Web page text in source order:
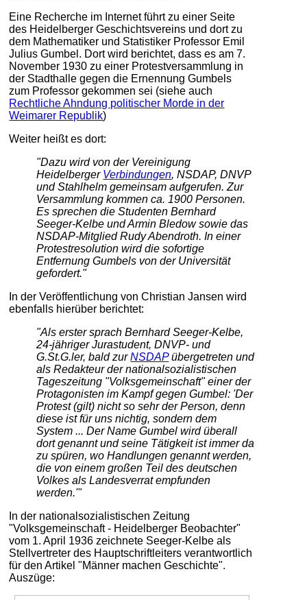
Eine Recherche im Internet führt zu einer Seite
des Heidelberger Geschichtsvereins und dort zu
dem Mathematiker und Statistiker Professor Emil
Julius Gumbel. Dort wird berichtet, dass es am 7.
November 1930 zu einer Protestversammlung in
der Stadthalle gegen die Ernennung Gumbels
zum Professor gekommen sei (siehe auch
Rechtliche Ahndung politischer Morde in der
Weimarer Republik)
Weiter heißt es dort:
"Dazu wird von der Vereinigung
Heidelberger Verbindungen, NSDAP, DNVP
und Stahlhelm gemeinsam aufgerufen. Zur
Versammlung kommen ca. 1900 Personen.
Es sprechen die Studenten Bernhard
Seeger-Kelbe und Armin Bledow sowie das
NSDAP-Mitglied Rudy Abendroth. In einer
Protestresolution wird die sofortige
Entfernung Gumbels von der Universität
gefordert."
In der Veröffentlichung von Christian Jansen wird
ebenfalls hierüber berichtet:
"Als erster sprach Bernhard Seeger-Kelbe,
24-jähriger Jurastudent, DNVP- und
G.St.G.ler, bald zurNSDAPübergetreten und
als Redakteur der nationalsozialistischen
Tageszeitung "Volksgemeinschaft" einer der
Protagonisten im Kampf gegen Gumbel: 'Der
Protest (gilt) nicht so sehr der Person, denn
diese ist für uns nichtig, sondern dem
System ... Der Name Gumbel wird überall
dort genannt und seine Tätigkeit ist immer da
zu spüren, wo Handlungen genannt werden,
die von einem großen Teil des deutschen
Volkes als Landesverrat empfunden
werden.'"
In der nationalsozialistischen Zeitung
"Volksgemeinschaft - Heidelberger Beobachter"
vom 1. April 1936 zeichnete Seeger-Kelbe als
Stellvertreter des Hauptschriftleiters verantwortlich
für den Artikel "Männer machen Geschichte".
Auszüge: